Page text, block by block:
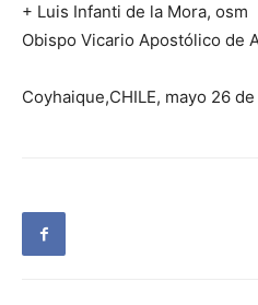
+ Luis Infanti de la Mora, osm
Obispo Vicario Apostólico de
Coyhaique,CHILE, mayo 26 de